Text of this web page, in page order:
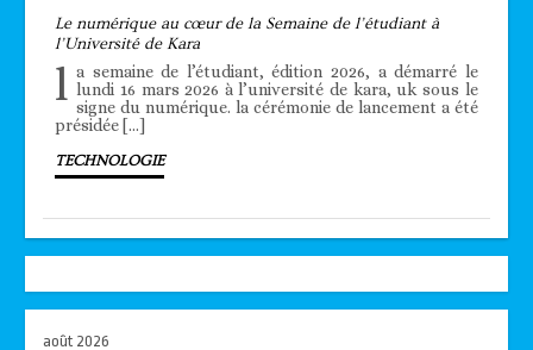
Le numérique au cœur de la Semaine de l’étudiant à
l’Université de Kara
l a semaine de l’étudiant, édition 2026, a démarré le
lundi 16 mars 2026 à l’université de kara, uk sous le
signe du numérique. la cérémonie de lancement a été
présidée […]
TECHNOLOGIE
août 2026